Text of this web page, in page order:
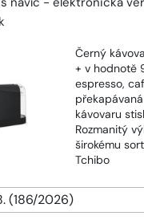
Černý
+ v hodnotě
espresso,
kávovaru
Rozmanitý
širokému
Tchibo